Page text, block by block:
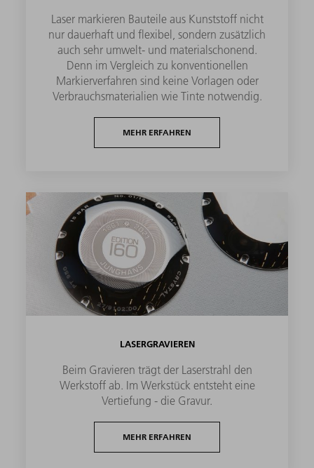
Laser markieren Bauteile aus Kunststoff nicht
nur dauerhaft und flexibel, sondern zusätzlich
auch sehr umwelt- und materialschonend.
Denn im Vergleich zu konventionellen
Markierverfahren sind keine Vorlagen oder
Verbrauchsmaterialien wie Tinte notwendig.
MEHR ERFAHREN
LASERGRAVIEREN
Beim Gravieren trägt der Laserstrahl den
Werkstoff ab. Im Werkstück entsteht eine
Vertiefung - die Gravur.
MEHR ERFAHREN